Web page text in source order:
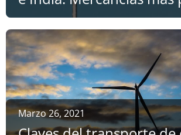
Marzo 26, 2021